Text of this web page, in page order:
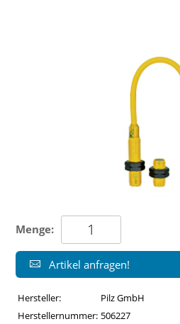
Menge:
Artikel anfragen!
Hersteller:
Pilz GmbH
Herstellernummer: 506227